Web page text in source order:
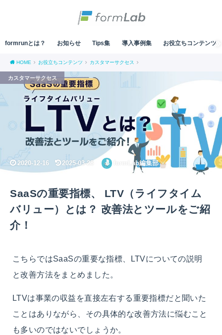
formrunとは？ お知らせ Tips集 導入事例集 お役立ちコンテンツ
HOME お役立ちコンテンツ カスタマーサクセス
SaaSの重要指標、 LTV（ライフタイム
バリュー）とは？ 改善法とツールをご紹
介！
2020-12-16 2025-03-28 formLab編集部
カスタマーサクセス
こちらではSaaSの重要な指標、LTVについての説明
と改善方法をまとめました。
LTVは事業の収益を直接左右する重要指標だと聞いた
ことはありながら、その具体的な改善方法に悩むこと
も多いのではないでしょうか。